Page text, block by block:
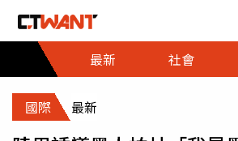
最新
社會
國際 最新